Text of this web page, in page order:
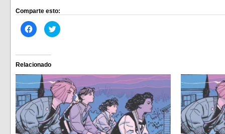
Comparte esto:
Haz
clic
Facebook
(Se
abre
en
una
ventana
nueva)
Haz
clic
en
una
ventana
nueva)
Relacionado